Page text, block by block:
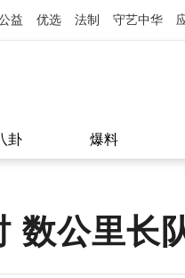
益 优选 法制 守艺中华
卦 爆料
数公里长